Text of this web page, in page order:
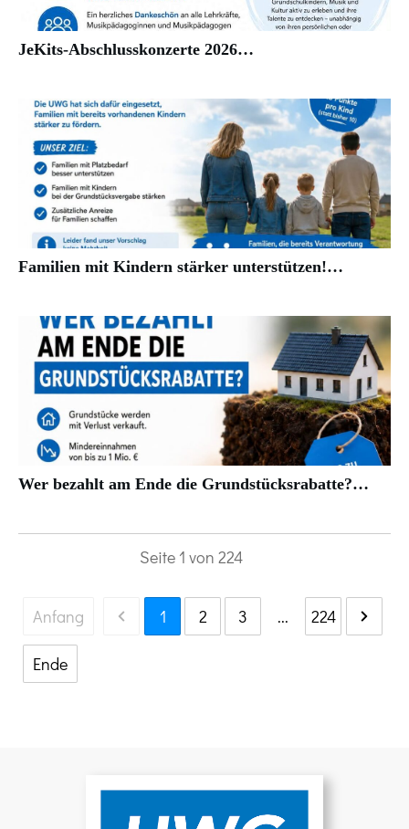
JeKits-Abschlusskonzerte 2026…
Familien mit Kindern stärker unterstützen!…
Wer bezahlt am Ende die Grundstücksrabatte?…
Seite 1 von 224
Anfang 1 2 3 ... 224
Ende